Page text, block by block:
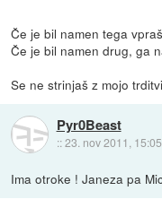
Če je bil namen tega
Če je bil namen drug, ga
Se ne strinjaš z mojo
Pyr0Beast
::23. nov 2011, 15:05
Ima otroke ! Janeza pa